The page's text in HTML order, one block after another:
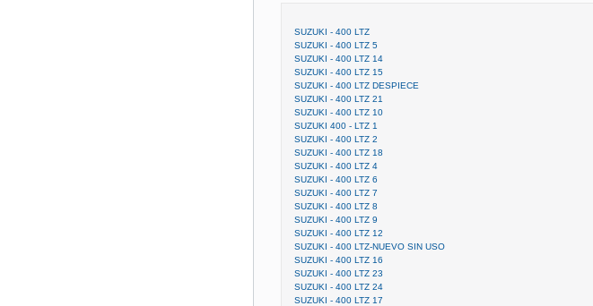
SUZUKI - 400 LTZ
SUZUKI - 400 LTZ 5
SUZUKI - 400 LTZ 14
SUZUKI - 400 LTZ 15
SUZUKI - 400 LTZ DESPIECE
SUZUKI - 400 LTZ 21
SUZUKI - 400 LTZ 10
SUZUKI 400 - LTZ 1
SUZUKI - 400 LTZ 2
SUZUKI - 400 LTZ 18
SUZUKI - 400 LTZ 4
SUZUKI - 400 LTZ 6
SUZUKI - 400 LTZ 7
SUZUKI - 400 LTZ 8
SUZUKI - 400 LTZ 9
SUZUKI - 400 LTZ 12
SUZUKI - 400 LTZ-NUEVO SIN USO
SUZUKI - 400 LTZ 16
SUZUKI - 400 LTZ 23
SUZUKI - 400 LTZ 24
SUZUKI - 400 LTZ 17